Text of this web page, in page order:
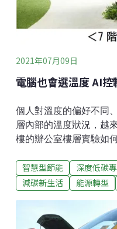
2021年07月09日
電腦也會選溫度 AI
個人對溫度的偏好不同
層內部的溫度狀況，越
樓的辦公室樓層實驗如
問題，並減少5成的能
裡的節能可能還只停留
House，簡稱ZEH，淨
策，許多新穎的建築節
智慧型節能 深度低碳
減碳新生活
能源轉型